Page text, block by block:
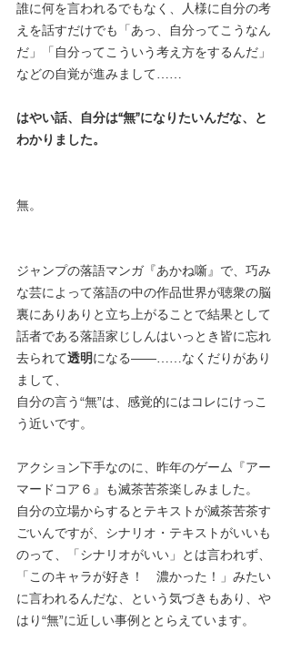
誰に何を言われるでもなく、人様に自分の考
えを話すだけでも「あっ、自分ってこうなん
だ」「自分ってこういう考え方をするんだ」
などの自覚が進みまして……
はやい話、自分は“無”になりたいんだな、と
わかりました。
無。
ジャンプの落語マンガ『あかね噺』で、巧み
な芸によって落語の中の作品世界が聴衆の脳
裏にありありと立ち上がることで結果として
話者である落語家じしんはいっとき皆に忘れ
去られて透明になる――……なくだりがあり
まして、
自分の言う“無”は、感覚的にはコレにけっこ
う近いです。
アクション下手なのに、昨年のゲーム『アー
マードコア６』も滅茶苦茶楽しみました。
自分の立場からするとテキストが滅茶苦茶す
ごいんですが、シナリオ・テキストがいいも
のって、「シナリオがいい」とは言われず、
「このキャラが好き！　濃かった！」みたい
に言われるんだな、という気づきもあり、や
はり“無”に近しい事例ととらえています。